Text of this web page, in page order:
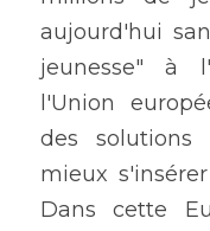
aujourd'hui
jeunesse" à
l'Union
des
mieux
Dans cette